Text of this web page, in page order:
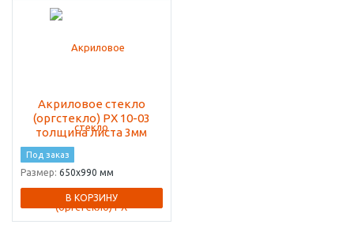
Акриловое стекло
(оргстекло) PX 10-03
толщина листа 3мм
Под заказ
Размер: 650х990 мм
В КОРЗИНУ